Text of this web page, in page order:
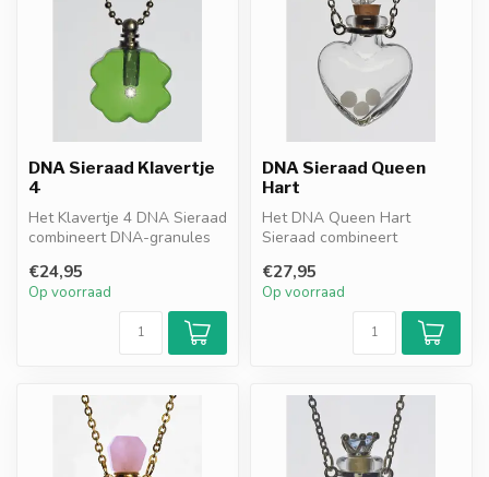
DNA Sieraad Klavertje
4
Het Klavertje 4 DNA Sieraad
combineert DNA-granules
symboli...
€24,95
Op voorraad
DNA Sieraad Queen
Hart
Het DNA Queen Hart
Sieraad combineert
Het hartvormige...
€27,95
Op voorraad